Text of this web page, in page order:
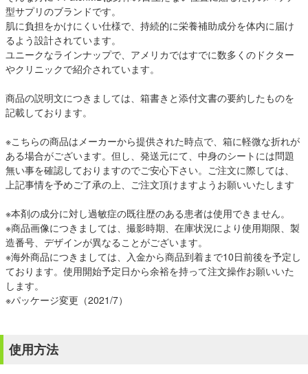
型サプリのブランドです。
肌に負担をかけにくい仕様で、持続的に栄養補助成分を体内に届け
るよう設計されています。
ユニークなラインナップで、アメリカではすでに数多くのドクター
やクリニックで紹介されています。
商品の説明文につきましては、箱書きと添付文書の要約したものを
記載しております。
※こちらの商品はメーカーから提供された時点で、箱に軽微な折れが
ある場合がございます。但し、発送元にて、中身のシートには問題
無い事を確認しておりますのでご安心下さい。ご注文に際しては、
上記事情を予めご了承の上、ご注文頂けますようお願いいたします
※本剤の成分に対し過敏症の既往歴のある患者は使用できません。
※商品画像につきましては、撮影時期、在庫状況により使用期限、製
造番号、デザインが異なることがございます。
※海外商品につきましては、入金から商品到着まで10日前後を予定し
ております。使用開始予定日から余裕を持って注文操作お願いいた
します。
※パッケージ変更（2021/7）
使用方法